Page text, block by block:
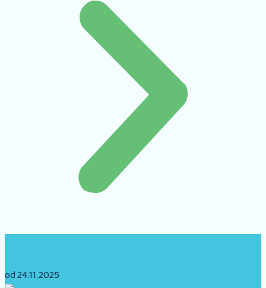
od 24.11.2025